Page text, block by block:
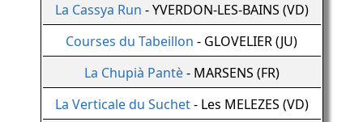
La Cassya Run - YVERDON-LES-BAINS (VD)
Courses du Tabeillon - GLOVELIER (JU)
La Chupià Pantè- MARSENS (FR)
La Verticale du Suchet- Les MELEZES (VD)